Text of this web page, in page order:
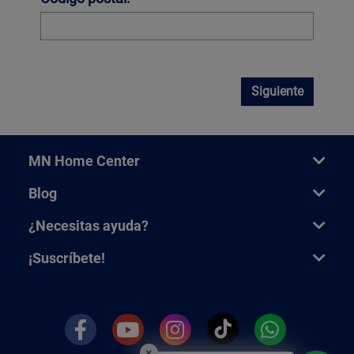
Siguiente
MN Home Center
Blog
¿Necesitas ayuda?
¡Suscríbete!